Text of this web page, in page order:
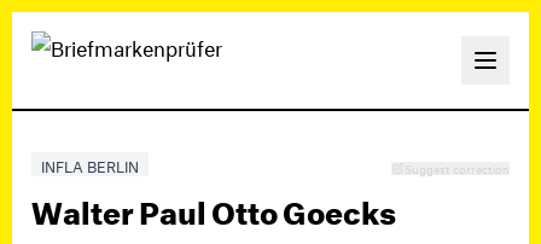
INFLA BERLIN Suggest correction
Walter Paul Otto Goecks